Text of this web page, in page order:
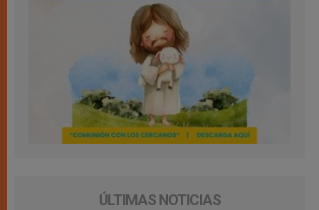
ÚLTIMAS NOTICIAS